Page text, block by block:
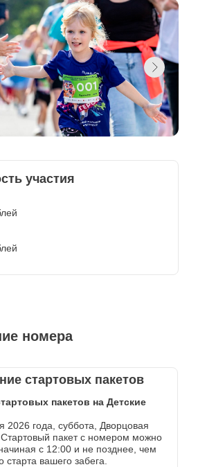
участия
номера
пакетов на Детские
2026 года, суббота, Дворцовая
пакет с номером можно
с 12:00 и не позднее, чем
старта вашего забега.
стартовых пакетов